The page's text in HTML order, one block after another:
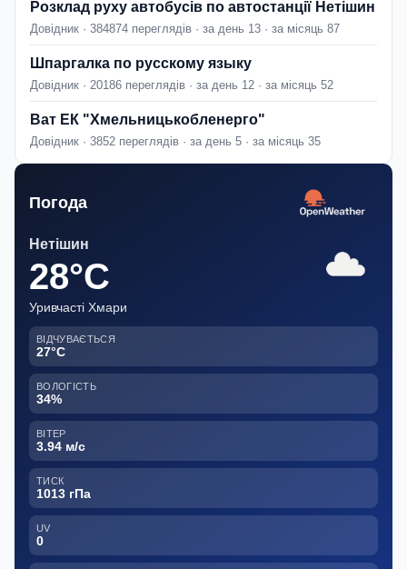
Розклад руху автобусів по автостанції Нетішин
Довідник · 384874 переглядів · за день 13 · за місяць 87
Шпаргалка по русскому языку
Довідник · 20186 переглядів · за день 12 · за місяць 52
Ват ЕК "Хмельницькобленерго"
Довідник · 3852 переглядів · за день 5 · за місяць 35
Погода
Нетішин
28°C
Уривчасті Хмари
ВІДЧУВАЄТЬСЯ
27°C
ВОЛОГІСТЬ
34%
ВІТЕР
3.94 м/с
ТИСК
1013 гПа
UV
0